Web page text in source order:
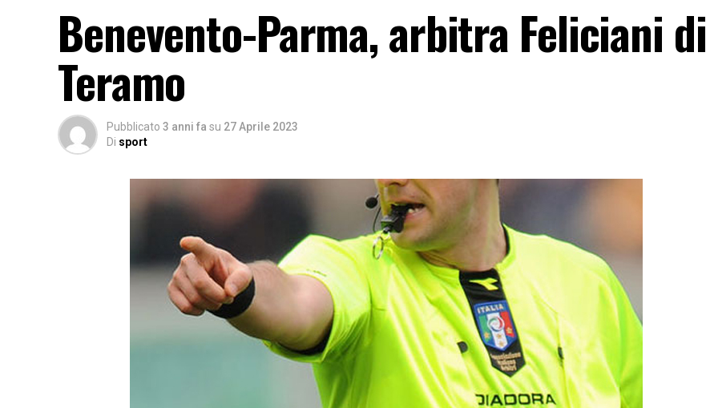
Benevento-Parma, arbitra Feliciani di
Teramo
Pubblicato 3 anni fa su 27 Aprile 2023
Di sport